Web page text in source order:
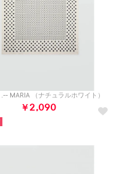
MARIA （ナチュラルホワイト）
￥2,090